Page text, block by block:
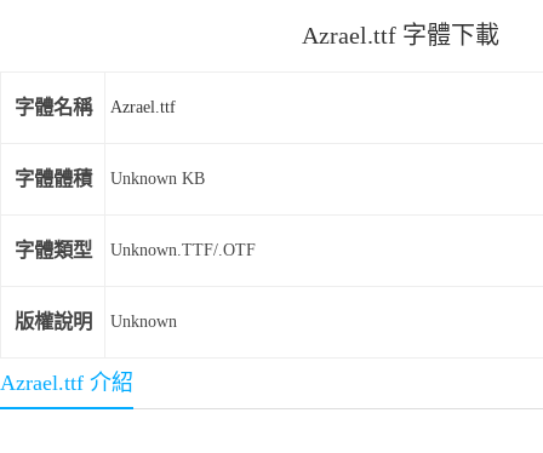
Azrael.ttf 字體下載
字體名稱 Azrael.ttf
字體體積 Unknown KB
字體類型 Unknown.TTF/.OTF
版權說明 Unknown
Azrael.ttf 介紹